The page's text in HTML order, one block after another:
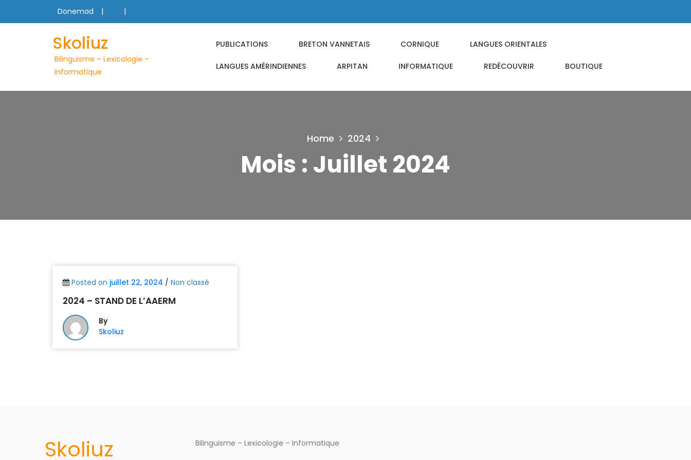
Donemad
Skoliuz
Bilinguisme – Lexicologie –
Informatique
PUBLICATIONS BRETON VANNETAIS CORNIQUE LANGUES ORIENTALES
LANGUES AMÉRINDIENNES ARPITAN INFORMATIQUE REDÉCOUVRIR BOUTIQUE
Home 2024
Mois : Juillet 2024
Posted on juillet 22, 2024 / Non classé
2024 – STAND DE L’AAERM
By
Skoliuz
Skoliuz Bilinguisme – Lexicologie – Informatique